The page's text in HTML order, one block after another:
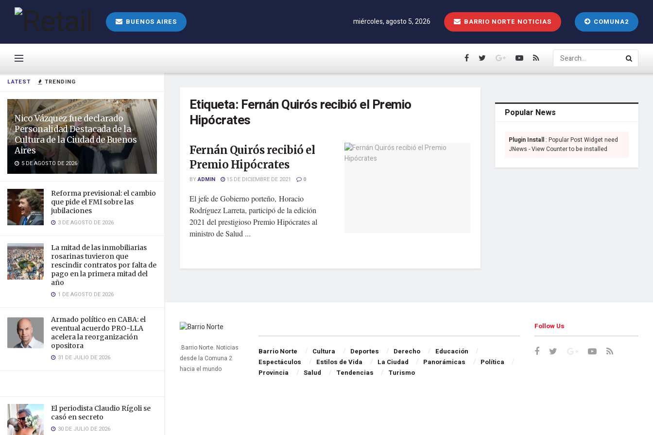
LATEST TRENDING
Nico Vázquez fue declarado
Personalidad Destacada de la
Cultura de la Ciudad de Buenos
Aires
5 DE AGOSTO DE 2026
Reforma previsional: el cambio
que pide el FMI sobre las
jubilaciones
3 DE AGOSTO DE 2026
La mitad de las inmobiliarias
rosarinas tuvieron que
rescindir contratos por falta de
pago en la primera mitad del
año
1 DE AGOSTO DE 2026
Armado político en CABA: el
eventual acuerdo PRO-LLA
acelera la reorganización
opositora
31 DE JULIO DE 2026
El periodista Claudio Rígoli se
casó en secreto
30 DE JULIO DE 2026
BUENOS AIRES miércoles, agosto 5, 2026 BARRIO NORTE NOTICIAS COMUNA2
Etiqueta: Fernán Quirós recibió el Premio
Hipócrates
Fernán Quirós recibió el
Premio Hipócrates
BYADMIN 15 DE DICIEMBRE DE 2021 0
El jefe de Gobierno porteño, Horacio
Rodríguez Larreta, participó de la edición
2021 del prestigioso Premio Hipócrates al
ministro de Salud ...
Popular News
Plugin Install : Popular Post Widget need
JNews - View Counter to be installed
.Barrio Norte. Noticias
desde la Comuna 2
hacia el mundo
Barrio Norte Cultura Deportes Derecho
Educación
Espectáculos
Estilos de Vida La Ciudad Panorámicas
Política
Provincia
Salud Tendencias Turismo
Follow Us